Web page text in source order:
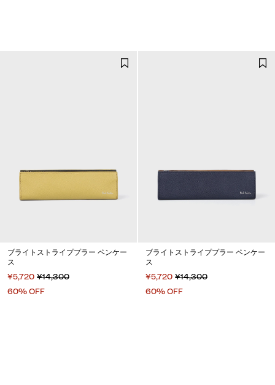
ブライトストライププラー ペンケー
ス
¥5,720 ¥14,300
60% OFF
ブライトストライププラー ペンケー
ス
¥5,720 ¥14,300
60% OFF